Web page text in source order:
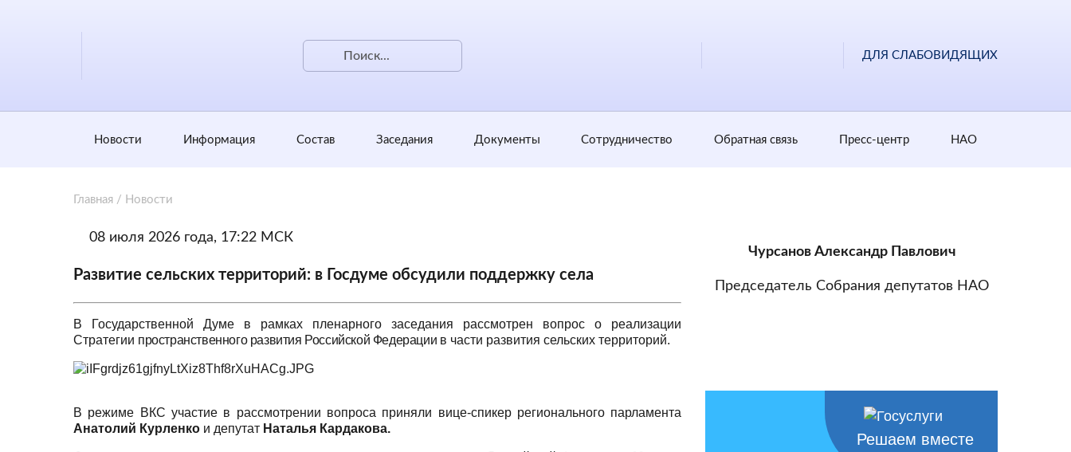
ДЛЯ СЛАБОВИДЯЩИХ
Новости Информация Состав Заседания Документы Сотрудничество Обратная cвязь Пресс-центр НАО
Главная / Новости
08 июля 2026 года, 17:22 МСК
Развитие сельских территорий: в Госдуме обсудили поддержку села
В Государственной Думе в рамках пленарного заседания рассмотрен вопрос о реализации
Стратегии пространственного развития Российской Федерации в части развития сельских территорий.
В режиме ВКС участие в рассмотрении вопроса приняли вице-спикер регионального парламента
Анатолий Курленко и депутат Наталья Кардакова.
Чурсанов Александр Павлович
Председатель Собрания депутатов НАО
Решаем вместе